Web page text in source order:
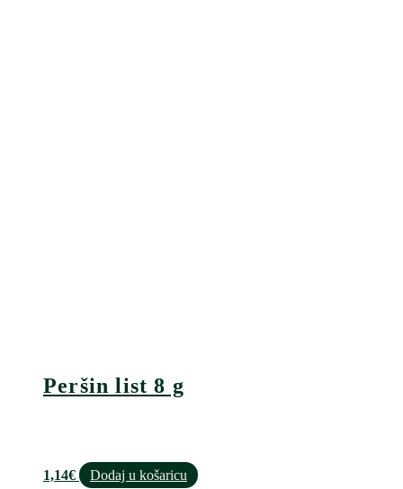
Peršin list 8 g
1,14€ Dodaj u košaricu